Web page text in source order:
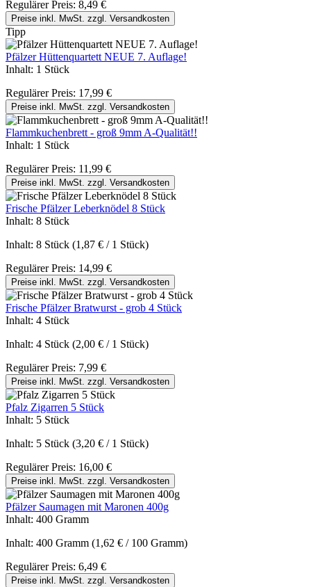
Regulärer Preis: 8,49 €
Preise inkl. MwSt. zzgl. Versandkosten
Tipp
Pfälzer Hüttenquartett NEUE 7. Auflage!
Inhalt: 1 Stück
Regulärer Preis: 17,99 €
Preise inkl. MwSt. zzgl. Versandkosten
Flammkuchenbrett - groß 9mm A-Qualität!!
Inhalt: 1 Stück
Regulärer Preis: 11,99 €
Preise inkl. MwSt. zzgl. Versandkosten
Frische Pfälzer Leberknödel 8 Stück
Inhalt: 8 Stück
Inhalt: 8 Stück (1,87 € / 1 Stück)
Regulärer Preis: 14,99 €
Preise inkl. MwSt. zzgl. Versandkosten
Frische Pfälzer Bratwurst - grob 4 Stück
Inhalt: 4 Stück
Inhalt: 4 Stück (2,00 € / 1 Stück)
Regulärer Preis: 7,99 €
Preise inkl. MwSt. zzgl. Versandkosten
Pfalz Zigarren 5 Stück
Inhalt: 5 Stück
Inhalt: 5 Stück (3,20 € / 1 Stück)
Regulärer Preis: 16,00 €
Preise inkl. MwSt. zzgl. Versandkosten
Pfälzer Saumagen mit Maronen 400g
Inhalt: 400 Gramm
Inhalt: 400 Gramm (1,62 € / 100 Gramm)
Regulärer Preis: 6,49 €
Preise inkl. MwSt. zzgl. Versandkosten